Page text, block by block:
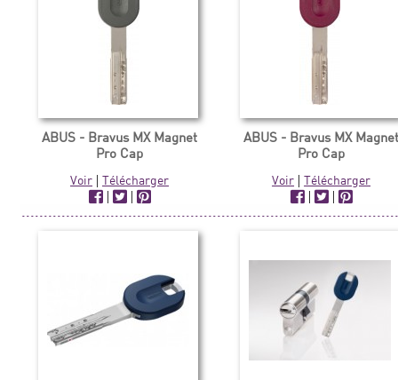
ABUS - Bravus MX Magnet
Pro Cap
Voir |Télécharger
|
|
ABUS - Bravus MX
Pro Cap
Voir |Télécharger
|
|